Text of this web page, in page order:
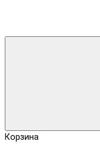
Корзина